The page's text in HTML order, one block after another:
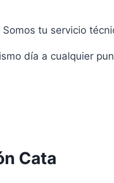
tu servicio
día a cualquier
Cata